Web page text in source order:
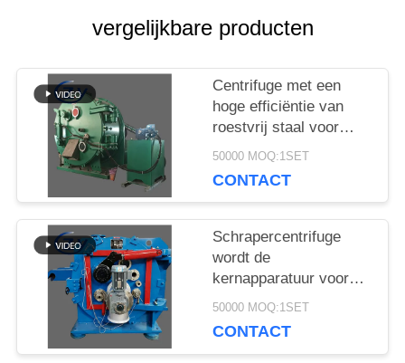
PRIVACY
POLICY
vergelijkbare producten
Centrifuge met een
hoge efficiëntie van
roestvrij staal voor
automatische vaste-
de verwerking van
50000 MOQ:1SET
CONTACT
Schrapercentrifuge
wordt de
kernapparatuur voor
vaste-
zetmeelverwerkende
50000 MOQ:1SET
CONTACT